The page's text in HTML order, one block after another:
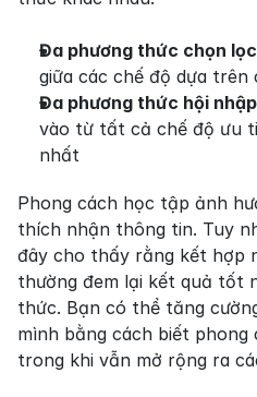
Đa phương thức chọn lọc
giữa các chế độ dựa
Đa phương thức hội nhập
vào từ tất cả chế độ ưu
nhất
Phong cách học tập ảnh
thích nhận thông tin. Tuy
đây cho thấy rằng kết hợp
thường đem lại kết quả tốt
thức. Bạn có thể tăng
mình bằng cách biết
trong khi vẫn mở rộng ra